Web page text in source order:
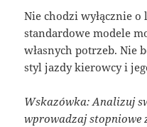
Nie chodzi wyłącznie
standardowe modele
własnych potrzeb. Nie
styl jazdy kierowcy i
Wskazówka: Analizuj
wprowadzaj stopniowe